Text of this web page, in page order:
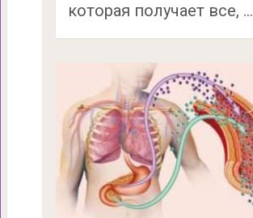
которая получает все, …